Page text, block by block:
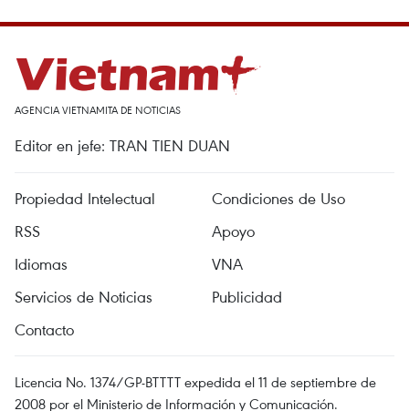
AGENCIA VIETNAMITA DE NOTICIAS
Editor en jefe: TRAN TIEN DUAN
Propiedad Intelectual
Condiciones de Uso
RSS
Apoyo
Idiomas
VNA
Servicios de Noticias
Publicidad
Contacto
Licencia No. 1374/GP-BTTTT expedida el 11 de septiembre de
2008 por el Ministerio de Información y Comunicación.